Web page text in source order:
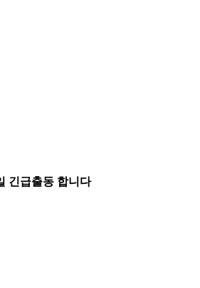
긴급출동 합니다